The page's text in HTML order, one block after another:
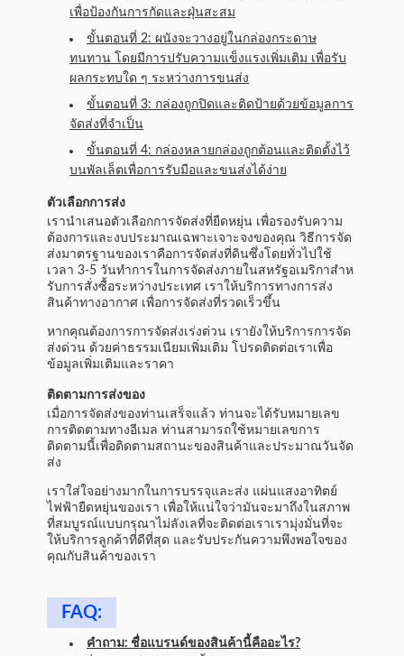
เพื่อป้องกันการกัดและฝุ่นสะสม
ขั้นตอนที่ 2: ผนังจะวางอยู่ในกล่องกระดาษ
ทนทาน โดยมีการปรับความแข็งแรงเพิ่มเติม เพื่อรับ
ผลกระทบใด ๆ ระหว่างการขนส่ง
ขั้นตอนที่ 3: กล่องถูกปิดและติดป้ายด้วยข้อมูลการ
จัดส่งที่จําเป็น
ขั้นตอนที่ 4: กล่องหลายกล่องถูกต้อนและติดตั้งไว้
บนพัลเล็ตเพื่อการรับมือและขนส่งได้ง่าย
ตัวเลือกการส่ง
เรานําเสนอตัวเลือกการจัดส่งที่ยืดหยุ่น เพื่อรองรับความ
ต้องการและงบประมาณเฉพาะเจาะจงของคุณ วิธีการจัด
ส่งมาตรฐานของเราคือการจัดส่งที่ดินซึ่งโดยทั่วไปใช้
เวลา 3-5 วันทําการในการจัดส่งภายในสหรัฐอเมริกาสําห
รับการสั่งซื้อระหว่างประเทศ เราให้บริการทางการส่ง
สินค้าทางอากาศ เพื่อการจัดส่งที่รวดเร็วขึ้น
หากคุณต้องการการจัดส่งเร่งด่วน เรายังให้บริการการจัด
ส่งด่วน ด้วยค่าธรรมเนียมเพิ่มเติม โปรดติดต่อเราเพื่อ
ข้อมูลเพิ่มเติมและราคา
ติดตามการส่งของ
เมื่อการจัดส่งของท่านเสร็จแล้ว ท่านจะได้รับหมายเลข
การติดตามทางอีเมล ท่านสามารถใช้หมายเลขการ
ติดตามนี้เพื่อติดตามสถานะของสินค้าและประมาณวันจัด
ส่ง
เราใส่ใจอย่างมากในการบรรจุและส่ง แผ่นแสงอาทิตย์
ไฟฟ้ายืดหยุ่นของเรา เพื่อให้แน่ใจว่ามันจะมาถึงในสภาพ
ที่สมบูรณ์แบบกรุณาไม่ลังเลที่จะติดต่อเราเรามุ่งมั่นที่จะ
ให้บริการลูกค้าที่ดีที่สุด และรับประกันความพึงพอใจของ
คุณกับสินค้าของเรา
FAQ:
คําถาม: ชื่อแบรนด์ของสินค้านี้คืออะไร?